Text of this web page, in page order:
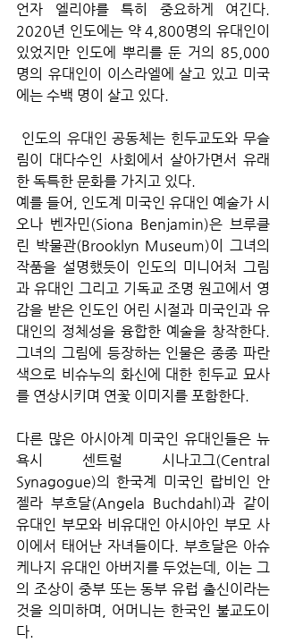
언자 엘리야를 특히 중요하게 여긴다.
2020년 인도에는 약 4,800명의 유대인이
있었지만 인도에 뿌리를 둔 거의 85,000
명의 유대인이 이스라엘에 살고 있고 미국
에는 수백 명이 살고 있다.
림이 대다수인 사회에서 살아가면서 유래
한 독특한 문화를 가지고 있다.
예를 들어, 인도계 미국인 유대인 예술가 시
오나 벤자민(Siona Benjamin)은 브루클
린 박물관(Brooklyn Museum)이 그녀의
작품을 설명했듯이 인도의 미니어처 그림
과 유대인 그리고 기독교 조명 원고에서 영
감을 받은 인도인 어린 시절과 미국인과 유
대인의 정체성을 융합한 예술을 창작한다.
그녀의 그림에 등장하는 인물은 종종 파란
색으로 비슈누의 화신에 대한 힌두교 묘사
를 연상시키며 연꽃 이미지를 포함한다.
다른 많은 아시아계 미국인 유대인들은 뉴
욕시 센트럴 시나고그(Central
Synagogue)의 한국계 미국인 랍비인 안
젤라 부흐달(Angela Buchdahl)과 같이
유대인 부모와 비유대인 아시아인 부모 사
이에서 태어난 자녀들이다. 부흐달은 아슈
케나지 유대인 아버지를 두었는데, 이는 그
의 조상이 중부 또는 동부 유럽 출신이라는
것을 의미하며, 어머니는 한국인 불교도이
다.